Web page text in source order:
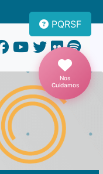
PQRSF
Nos
Cuidamos